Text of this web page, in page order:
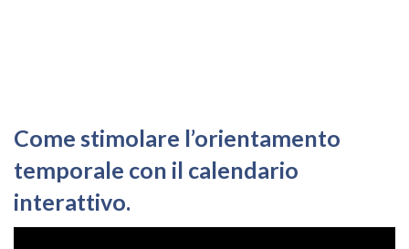
Come stimolare l’orientamento
temporale con il calendario
interattivo.